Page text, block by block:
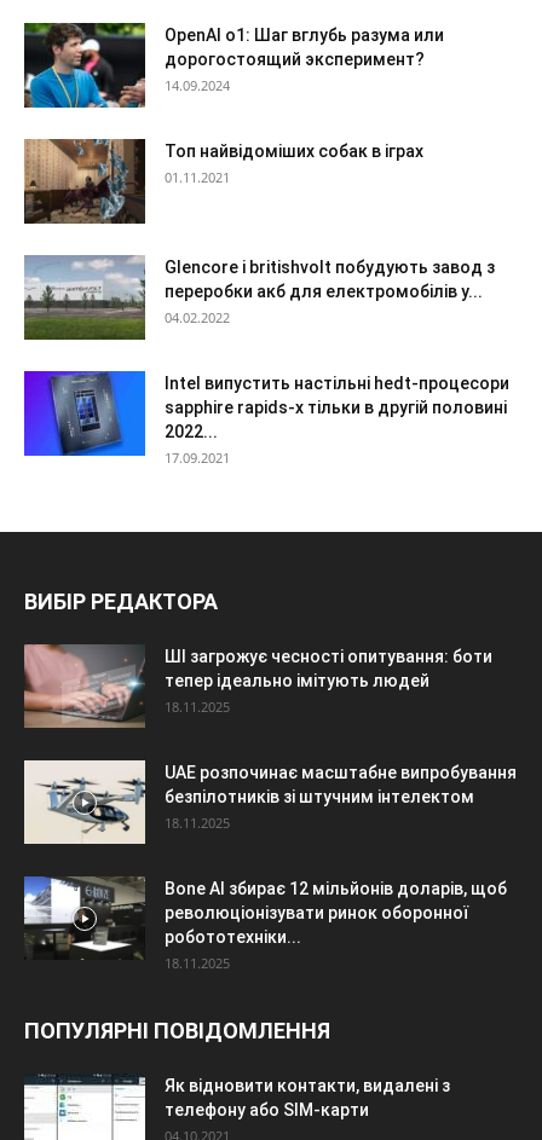
OpenAI o1: Шаг вглубь разума или
дорогостоящий эксперимент?
14.09.2024
Топ найвідоміших собак в іграх
01.11.2021
Glencore і britishvolt побудують завод з
переробки акб для електромобілів у...
04.02.2022
Intel випустить настільні hedt-процесори
sapphire rapids-x тільки в другій половині
2022...
17.09.2021
ВИБІР РЕДАКТОРА
ШІ загрожує чесності опитування: боти
тепер ідеально імітують людей
18.11.2025
UAE розпочинає масштабне випробування
безпілотників зі штучним інтелектом
18.11.2025
Bone AI збирає 12 мільйонів доларів, щоб
революціонізувати ринок оборонної
робототехніки...
18.11.2025
ПОПУЛЯРНІ ПОВІДОМЛЕННЯ
Як відновити контакти, видалені з
телефону або SIM-карти
04.10.2021